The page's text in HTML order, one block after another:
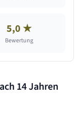
5,0 ★
Bewertung
14 Jahren